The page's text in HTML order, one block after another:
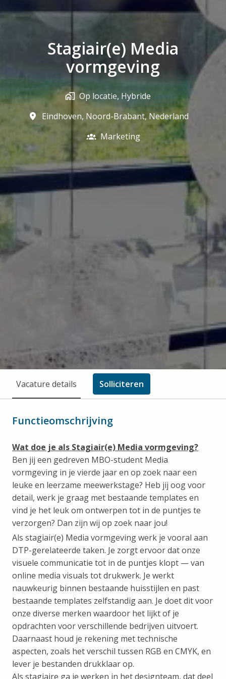
Stagiair(e) Media
vormgeving
Op locatie, Hybride
Eindhoven, Noord-Brabant, Nederland
Marketing
Vacature details Solliciteren
Functieomschrijving
Wat doe je als Stagiair(e) Media vormgeving?
Ben jij een gedreven MBO-student Media
vormgeving in je vierde jaar en op zoek naar een
leuke en leerzame meewerkstage? Heb jij oog voor
detail, werk je graag met bestaande templates en
vind je het leuk om ontwerpen tot in de puntjes te
verzorgen? Dan zijn wij op zoek naar jou!
Als stagiair(e) Media vormgeving werk je vooral aan
DTP-gerelateerde taken. Je zorgt ervoor dat onze
visuele communicatie tot in de puntjes klopt — van
online media visuals tot drukwerk. Je werkt
nauwkeurig binnen bestaande huisstijlen en past
bestaande templates zelfstandig aan. Je doet dit voor
onze diverse merken waardoor het lijkt of je
opdrachten voor verschillende bedrijven uitvoert.
Daarnaast houd je rekening met technische
aspecten, zoals het verschil tussen RGB en CMYK, en
lever je bestanden drukklaar op.
Als stagiaire ga je werken in het designteam, dat deel